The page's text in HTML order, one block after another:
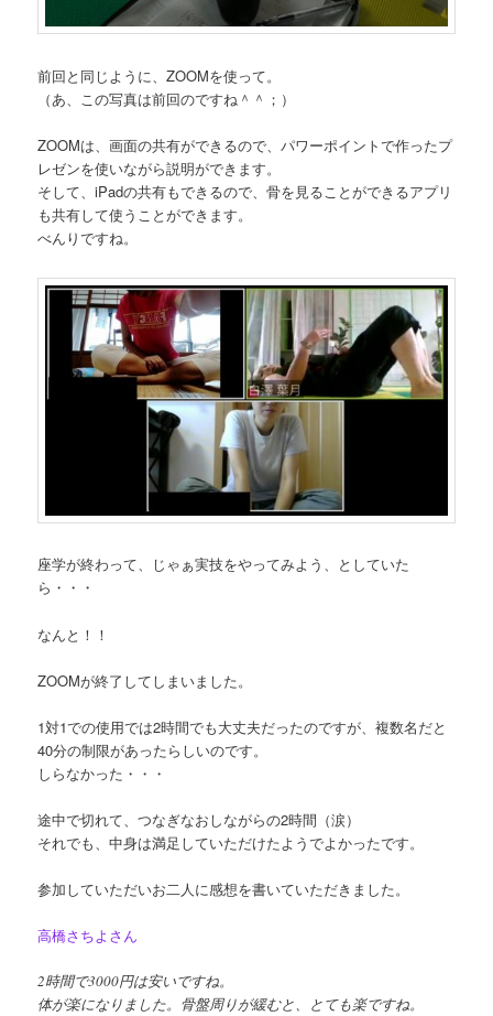
前回と同じように、ZOOMを使って。
（あ、この写真は前回のですね＾＾；）
ZOOMは、画面の共有ができるので、パワーポイントで作ったプ
レゼンを使いながら説明ができます。
そして、iPadの共有もできるので、骨を見ることができるアプリ
も共有して使うことができます。
べんりですね。
座学が終わって、じゃぁ実技をやってみよう、としていた
ら・・・
なんと！！
ZOOMが終了してしまいました。
1対1での使用では2時間でも大丈夫だったのですが、複数名だと
40分の制限があったらしいのです。
しらなかった・・・
途中で切れて、つなぎなおしながらの2時間（涙）
それでも、中身は満足していただけたようでよかったです。
参加していただいお二人に感想を書いていただきました。
高橋さちよさん
2時間で3000円は安いですね。
体が楽になりました。骨盤周りが緩むと、とても楽ですね。